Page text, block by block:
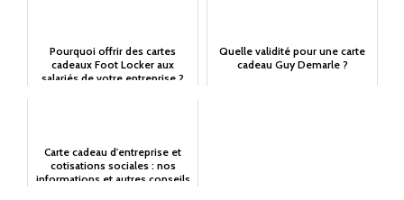
Pourquoi offrir des cartes
cadeaux Foot Locker aux
salariés de votre entreprise ?
Quelle validité pour une carte
cadeau Guy Demarle ?
Carte cadeau d'entreprise et
cotisations sociales : nos
informations et autres conseils